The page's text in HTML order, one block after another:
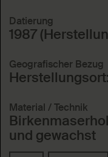
Datierung
1987
Geografischer Bezug
Herstellungsort:
Material / Technik
und gewachst